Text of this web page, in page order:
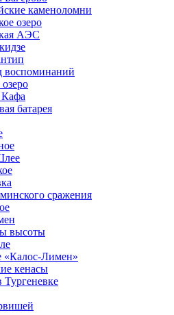
каменоломни
озеро
АЭС
воспоминаний
Кафа
батарея
сражения
высоты
«Калос-Лимен»
кенасы
Тургеневке